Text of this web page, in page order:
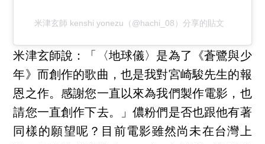
米津玄師 kenshi yonezu（@hachi_08）分享的貼文
米津玄師說：「〈地球儀〉是為了《蒼鷺與少
年》而創作的歌曲，也是我對宮崎駿先生的報
恩之作。感謝您一直以來為我們製作電影，也
請您一直創作下去。」儂粉們是否也跟他有著
同樣的願望呢？目前電影雖然尚未在台灣上